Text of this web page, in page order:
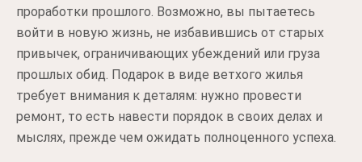
проработки прошлого. Возможно, вы пытаетесь
войти в новую жизнь, не избавившись от старых
привычек, ограничивающих убеждений или груза
прошлых обид. Подарок в виде ветхого жилья
требует внимания к деталям: нужно провести
ремонт, то есть навести порядок в своих делах и
мыслях, прежде чем ожидать полноценного успеха.